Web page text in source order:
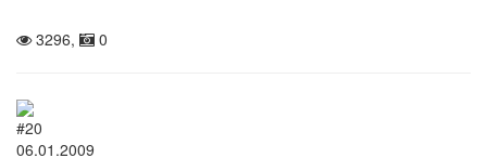
3296, 0
#20
06.01.2009